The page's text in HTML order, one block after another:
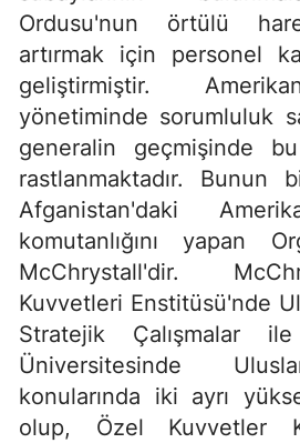
Ordusu'nun örtülü
artırmak için personel
geliştirmiştir.
yönetiminde sorumluluk
generalin geçmişinde
rastlanmaktadır. Bunun
Afganistan'daki
komutanlığını yapan
McChrystall'dir.
Kuvvetleri Enstitüsü'nde
Stratejik Çalışmalar
Üniversitesinde
konularında iki ayrı
olup, Özel Kuvvetler